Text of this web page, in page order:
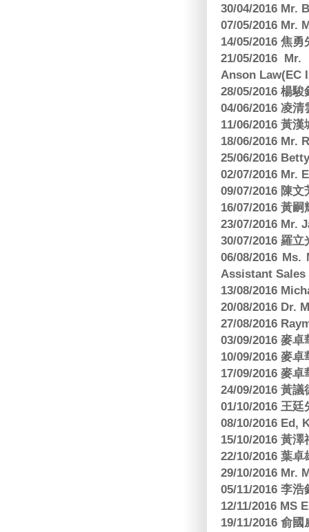
30/04/2016 Mr.
07/05/2016 Mr.
14/05/2016 焦
21/05/2016
Anson Law(EC
28/05/2016 楊
04/06/2016 凌
11/06/2016 黃
18/06/2016 Mr.
25/06/2016
02/07/2016 Mr.
09/07/2016 陳
16/07/2016 黃
23/07/2016 Mr.
30/07/2016 羅
06/08/2016
Assistant Sales
13/08/2016
20/08/2016 Dr.
27/08/2016
03/09/2016 麥
10/09/2016 麥
17/09/2016 麥
24/09/2016 黃
01/10/2016 王
08/10/2016 Ed,
15/10/2016 黃
22/10/2016 葉
29/10/2016 Mr.
05/11/2016 李
12/11/2016 MS
19/11/2016 俞